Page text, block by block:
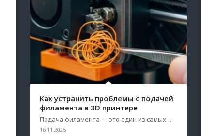
Как устранить проблемы с подачей
филамента в 3D принтере
Подача филамента — это один из самых…
16.11.2025